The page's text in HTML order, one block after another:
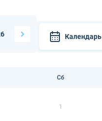
Календарь
Сб
1